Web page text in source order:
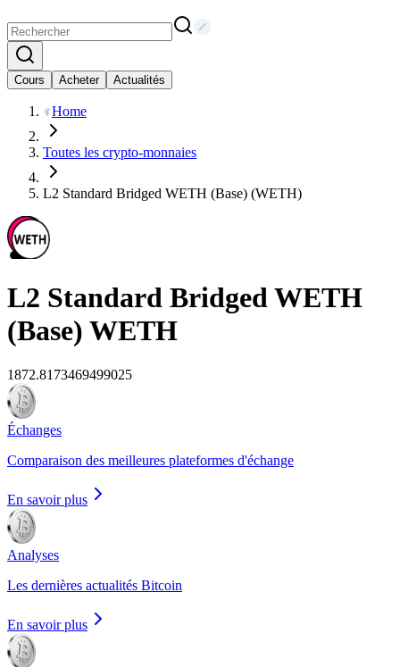
Cours Acheter Actualités
Home
Toutes les crypto-monnaies
L2 Standard Bridged WETH (Base) (WETH)
L2 Standard Bridged WETH
(Base) WETH
1872.8173469499025
Échanges
Comparaison des meilleures plateformes d'échange
En savoir plus
Analyses
Les dernières actualités Bitcoin
En savoir plus